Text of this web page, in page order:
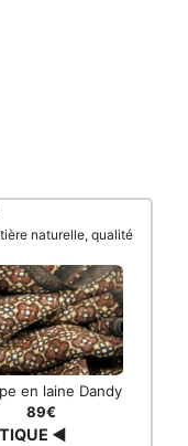
naturelle, qualité
en laine Dandy
89€
◀